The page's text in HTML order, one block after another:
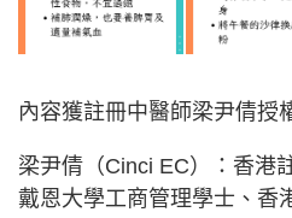
內容獲註冊中醫師梁尹倩授
梁尹倩（Cinci EC）：香港
戴恩大學工商管理學士、香